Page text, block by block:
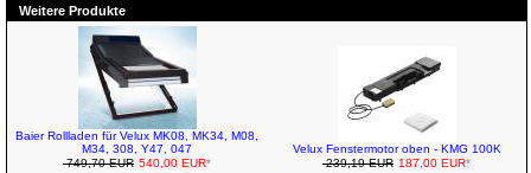
Weitere Produkte
Baier Rollladen für Velux MK08, MK34, M08,
M34, 308, Y47, 047
749,70 EUR 540,00 EUR*
Velux Fenstermotor oben - KMG 100K
239,19 EUR 187,00 EUR*